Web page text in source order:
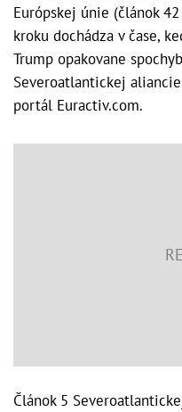
Európskej únie (článok
kroku dochádza v čase,
Trump opakovane
Severoatlantickej
portál Euractiv.com.
Článok 5